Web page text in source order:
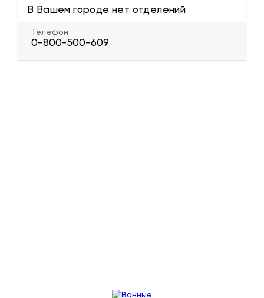
В Вашем городе нет отделений
Телефон
0-800-500-609